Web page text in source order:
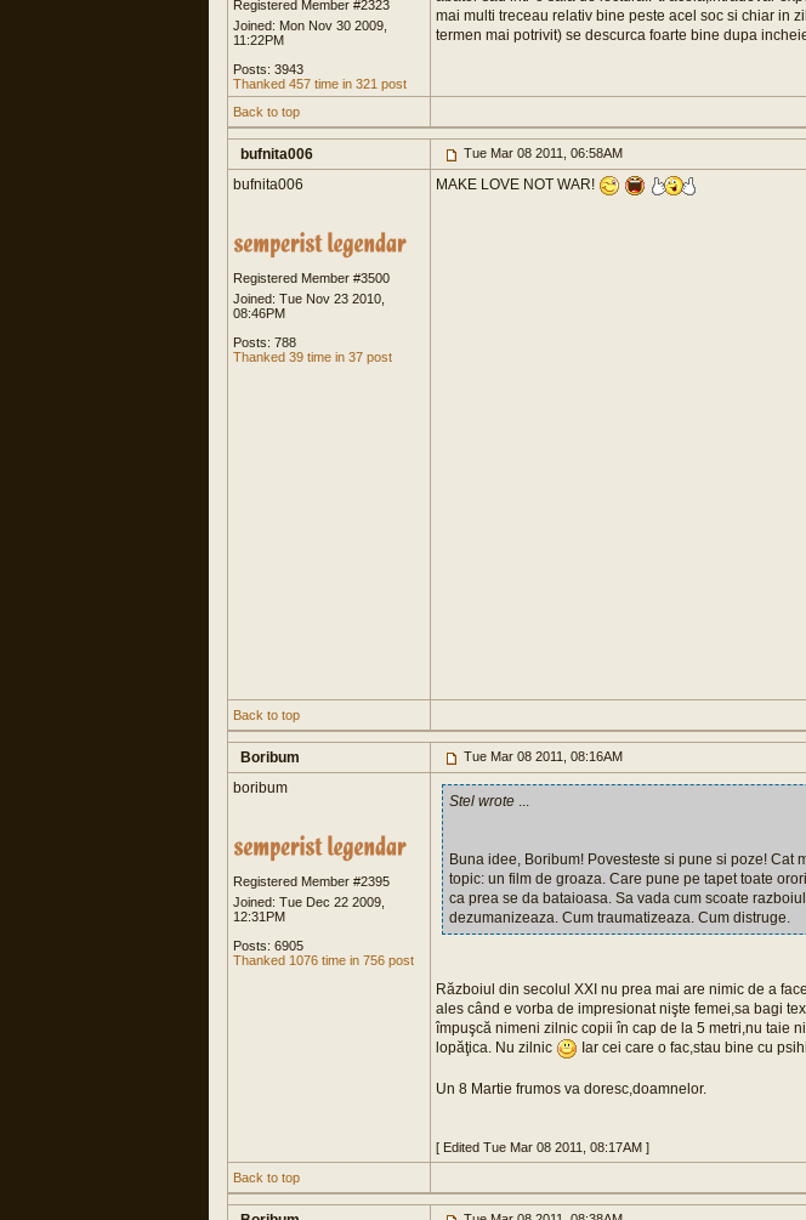
Registered Member #2323
Joined: Mon Nov 30 2009,
11:22PM
Posts: 3943
Thanked 457 time in 321 post
mai multi treceau relativ bine peste acel soc si chiar in
termen mai potrivit) se descurca foarte bine dupa
Back to top
bufnita006 Tue Mar 08 2011, 06:58AM
bufnita006
Registered Member #3500
Joined: Tue Nov 23 2010,
08:46PM
Posts: 788
Thanked 39 time in 37 post
MAKE LOVE NOT WAR!
Back to top
Boribum Tue Mar 08 2011, 08:16AM
boribum
Registered Member #2395
Joined: Tue Dec 22 2009,
12:31PM
Posts: 6905
Thanked 1076 time in 756 post
Stel wrote ...
Buna idee, Boribum! Povesteste si pune si poze! Cat
topic: un film de groaza. Care pune pe tapet toate
ca prea se da bataioasa. Sa vada cum scoate
dezumanizeaza. Cum traumatizeaza. Cum distruge.
Războiul din secolul XXI nu prea mai are nimic de a
ales când e vorba de impresionat nişte femei,sa bagi
împuşcă nimeni zilnic copii în cap de la 5 metri,nu taie
lopăţica. Nu zilnic
Iar cei care o fac,stau bine cu
Un 8 Martie frumos va doresc,doamnelor.
[ Edited Tue Mar 08 2011, 08:17AM ]
Back to top